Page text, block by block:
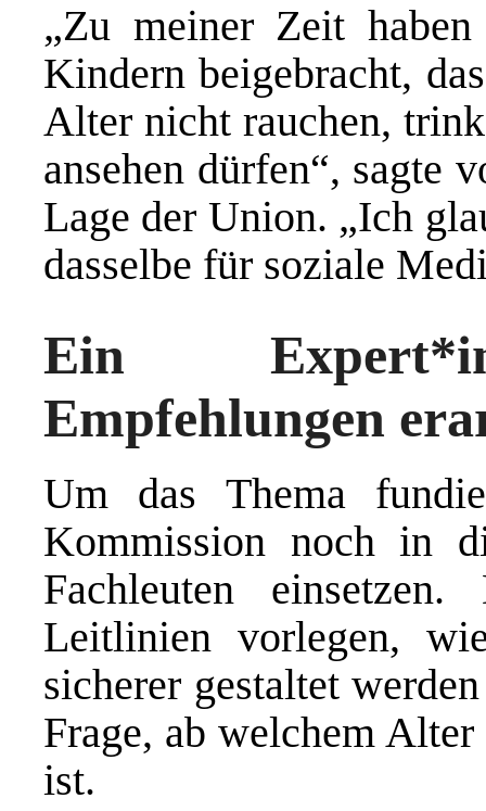
„Zu meiner Zeit
Kindern beigebracht,
Alter nicht rauchen,
ansehen dürfen“, sagte
Lage der Union. „Ich
dasselbe für soziale
Ein
Empfehlungen
Um das Thema
Kommission noch in
Fachleuten
Leitlinien vorlegen,
sicherer gestaltet
Frage, ab welchem
ist.